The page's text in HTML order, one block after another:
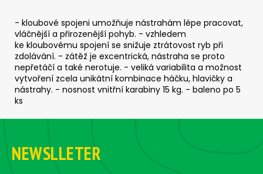
- kloubové spojeni umožňuje nástrahám lépe pracovat,
vláčnější a přirozenější pohyb. - vzhledem
ke kloubovému spojení se snižuje ztrátovost ryb při
zdolávání. - zátěž je excentrická, nástraha se proto
nepřetáčí a také nerotuje. - veliká variabilita a možnost
vytvoření zcela unikátní kombinace háčku, hlavičky a
nástrahy. - nosnost vnitřní karabiny 15 kg. - baleno po 5
ks
c
o
m
m
e
n
d
-
5
F
NEWSLLETER